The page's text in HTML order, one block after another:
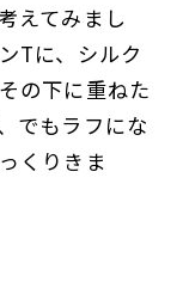
えてみまし
Tに、シルク
の下に重ねた
でもラフにな
くりきま